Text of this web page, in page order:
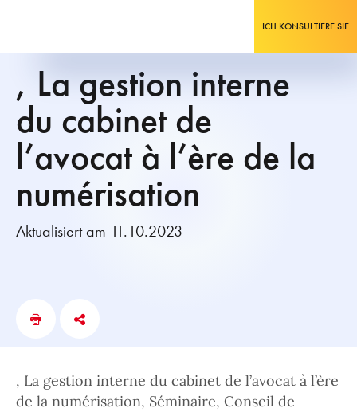
ICH KONSULTIERE SIE
, La gestion interne
du cabinet de
l’avocat à l’ère de la
numérisation
Aktualisiert am 11.10.2023
, La gestion interne du cabinet de l’avocat à l’ère
de la numérisation, Séminaire, Conseil de